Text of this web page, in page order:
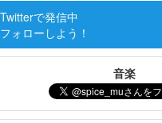
で発信中
ォローしよう！
音楽